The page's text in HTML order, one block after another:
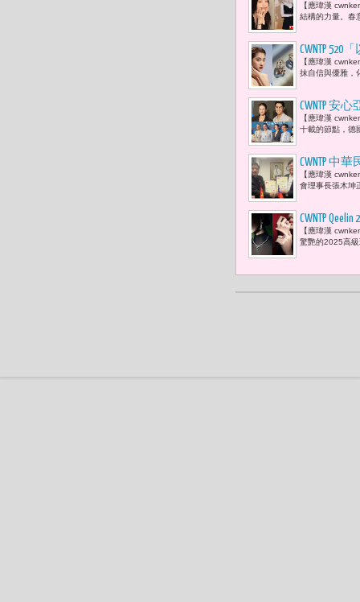
【應瑋漢
結構的力量。春
CWNTP
【應瑋漢
抹自信與優雅，
CWNTP 安
設計
【應瑋漢
十載的節點，德
CWNTP 中
簽署《合
【應瑋漢
會理事長張木坤
CWNTP​
都能感受
【應瑋漢
驚艷的2025高